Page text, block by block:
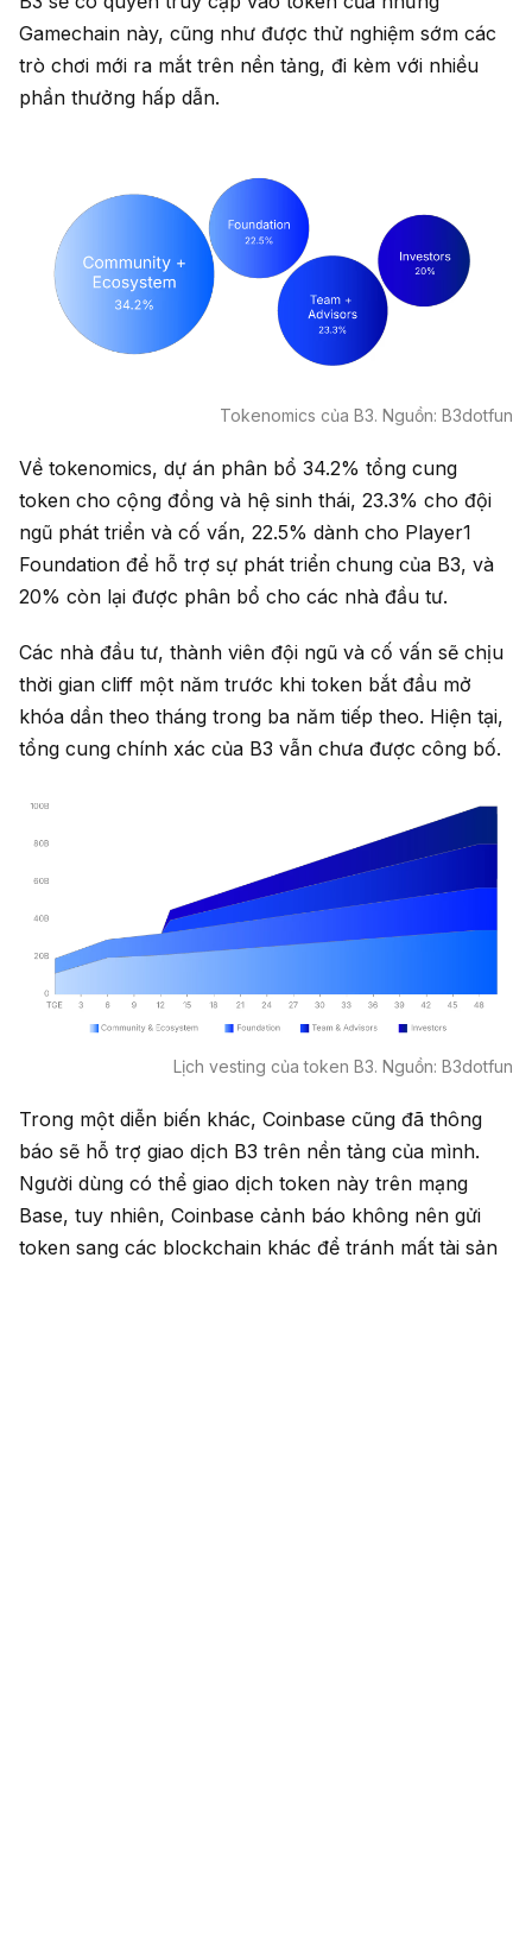
Gamechain này, cũng như được thử nghiệm sớm các
trò chơi mới ra mắt trên nền tảng, đi kèm với nhiều
phần thưởng hấp dẫn.
Tokenomics của B3. Nguồn: B3dotfun
Về tokenomics, dự án phân bổ 34.2% tổng cung
token cho cộng đồng và hệ sinh thái, 23.3% cho đội
ngũ phát triển và cố vấn, 22.5% dành cho Player1
Foundation để hỗ trợ sự phát triển chung của B3, và
20% còn lại được phân bổ cho các nhà đầu tư.
Các nhà đầu tư, thành viên đội ngũ và cố vấn sẽ chịu
thời gian cliff một năm trước khi token bắt đầu mở
khóa dần theo tháng trong ba năm tiếp theo. Hiện tại,
tổng cung chính xác của B3 vẫn chưa được công bố.
Lịch vesting của token B3. Nguồn: B3dotfun
Trong một diễn biến khác, Coinbase cũng đã thông
báo sẽ hỗ trợ giao dịch B3 trên nền tảng của mình.
Người dùng có thể giao dịch token này trên mạng
Base, tuy nhiên, Coinbase cảnh báo không nên gửi
token sang các blockchain khác để tránh mất tài sản